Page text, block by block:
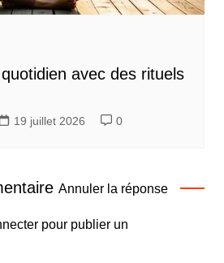
avec des rituels
19 juillet 2026 0
Annuler la réponse
pour publier un